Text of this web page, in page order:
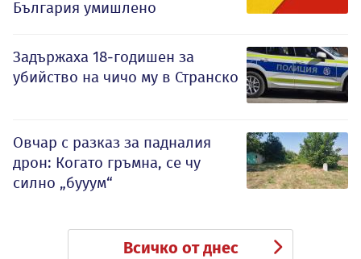
България умишлено
Задържаха 18-годишен за
убийство на чичо му в Странско
Овчар с разказ за падналия
дрон: Когато гръмна, се чу
силно „бууум“
Всичко от днес